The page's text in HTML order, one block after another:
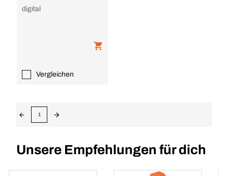
digital
Vergleichen
1
Unsere Empfehlungen für dich